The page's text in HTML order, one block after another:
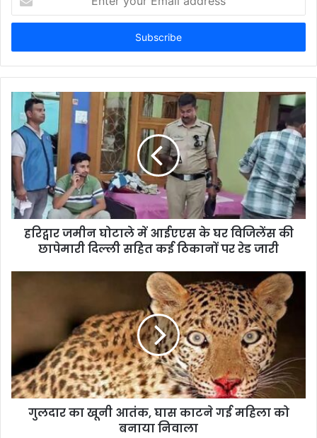
your
Email
हरिद्वार जमीन घोटाले में आईएएस के घर विजिलेंस की
छापेमारी दिल्ली सहित कई ठिकानों पर रेड जारी
गुलदार का खूनी आतंक, घास काटने गई महिला को
बनाया निवाला